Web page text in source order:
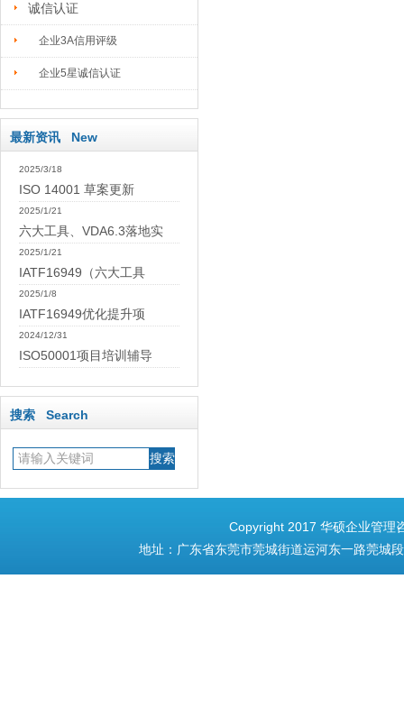
诚信认证
企业3A信用评级
企业5星诚信认证
最新资讯 New
2025/3/18
ISO 14001 草案更新
2025/1/21
六大工具、VDA6.3落地实
2025/1/21
IATF16949（六大工具
2025/1/8
IATF16949优化提升项
2024/12/31
ISO50001项目培训辅导
搜索 Search
Copyright 2017 华硕企业管理
地址：广东省东莞市莞城街道运河东一路莞